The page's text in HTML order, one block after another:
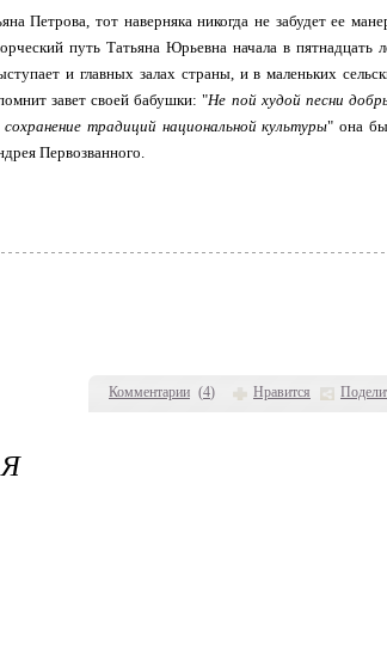
Комментарии (4) Нравится
Петрова, тот наверняка никогда не забудет ее
путь Татьяна Юрьевна начала в пятнадцать
и главных залах страны, и в маленьких
завет своей бабушки: "Не пой худой песни
традиций национальной культуры" она
Первозванного.